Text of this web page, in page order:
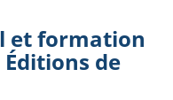
et formation
de